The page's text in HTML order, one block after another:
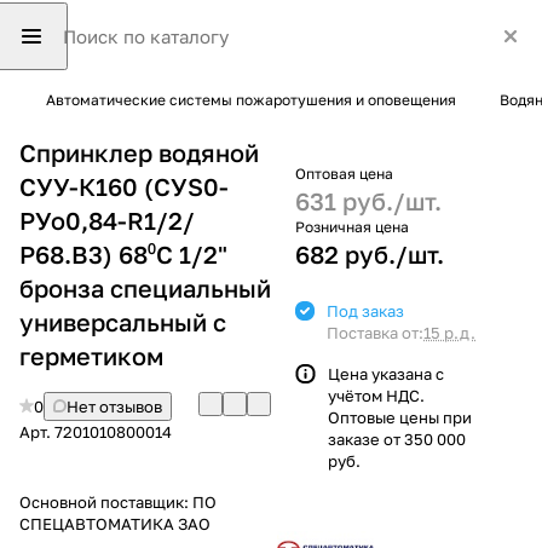
Автоматические системы пожаротушения и оповещения
Спринклер водяной
СУУ-К160 (СУS0-
РУо0,84-R1/2/
Р68.В3) 68⁰С 1/2"
бронза специальный
универсальный с
герметиком
0
Нет отзывов
Арт. 7201010800014
Основной поставщик: ПО
СПЕЦАВТОМАТИКА ЗАО
Оптовая цена
631 руб./шт.
Розничная цена
682 руб./шт.
Под заказ
Поставка от:15 р.д.
Цена указана с
учётом НДС.
Оптовые цены при
заказе от 350 000
руб.